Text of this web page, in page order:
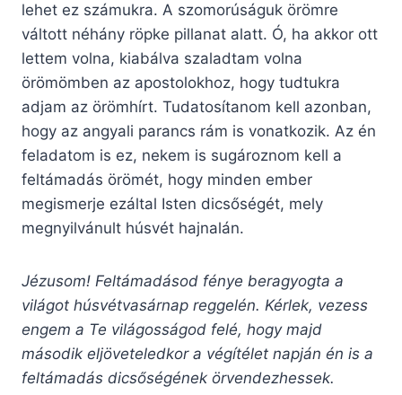
lehet ez számukra. A szomorúságuk örömre
váltott néhány röpke pillanat alatt. Ó, ha akkor ott
lettem volna, kiabálva szaladtam volna
örömömben az apostolokhoz, hogy tudtukra
adjam az örömhírt. Tudatosítanom kell azonban,
hogy az angyali parancs rám is vonatkozik. Az én
feladatom is ez, nekem is sugároznom kell a
feltámadás örömét, hogy minden ember
megismerje ezáltal Isten dicsőségét, mely
megnyilvánult húsvét hajnalán.
Jézusom! Feltámadásod fénye beragyogta a
világot húsvétvasárnap reggelén. Kérlek, vezess
engem a Te világosságod felé, hogy majd
második eljöveteledkor a végítélet napján én is a
feltámadás dicsőségének örvendezhessek.